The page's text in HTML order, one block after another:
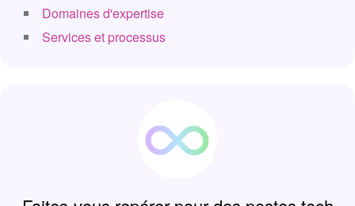
Domaines d'expertise
Services et processus